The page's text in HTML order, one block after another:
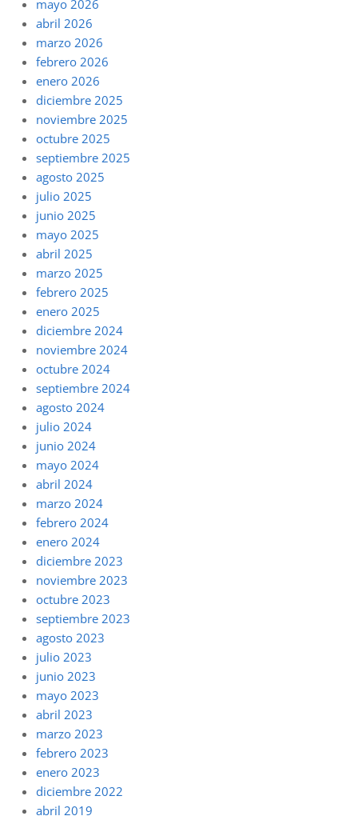
mayo 2026
abril 2026
marzo 2026
febrero 2026
enero 2026
diciembre 2025
noviembre 2025
octubre 2025
septiembre 2025
agosto 2025
julio 2025
junio 2025
mayo 2025
abril 2025
marzo 2025
febrero 2025
enero 2025
diciembre 2024
noviembre 2024
octubre 2024
septiembre 2024
agosto 2024
julio 2024
junio 2024
mayo 2024
abril 2024
marzo 2024
febrero 2024
enero 2024
diciembre 2023
noviembre 2023
octubre 2023
septiembre 2023
agosto 2023
julio 2023
junio 2023
mayo 2023
abril 2023
marzo 2023
febrero 2023
enero 2023
diciembre 2022
abril 2019